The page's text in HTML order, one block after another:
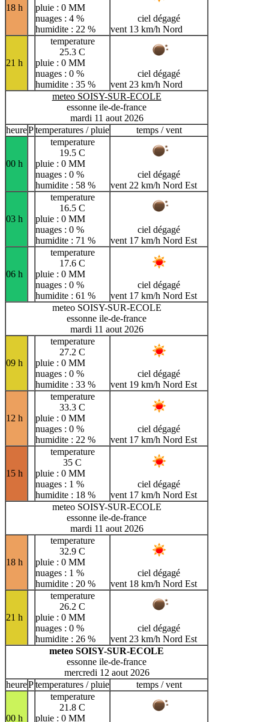
18 h
pluie : 0 MM
nuages : 4 %
humidite : 22 %
ciel dégagé
vent 13 km/h Nord
21 h
temperature
25.3 C
pluie : 0 MM
nuages : 0 %
humidite : 35 %
ciel dégagé
vent 23 km/h Nord
meteo SOISY-SUR-ECOLE
essonne ile-de-france
mardi 11 aout 2026
heurePtemperatures / pluie temps / vent
00 h
temperature
19.5 C
pluie : 0 MM
nuages : 0 %
humidite : 58 %
ciel dégagé
vent 22 km/h Nord Est
03 h
temperature
16.5 C
pluie : 0 MM
nuages : 0 %
humidite : 71 %
ciel dégagé
vent 17 km/h Nord Est
06 h
temperature
17.6 C
pluie : 0 MM
nuages : 0 %
humidite : 61 %
ciel dégagé
vent 17 km/h Nord Est
meteo SOISY-SUR-ECOLE
essonne ile-de-france
mardi 11 aout 2026
09 h
temperature
27.2 C
pluie : 0 MM
nuages : 0 %
humidite : 33 %
ciel dégagé
vent 19 km/h Nord Est
12 h
temperature
33.3 C
pluie : 0 MM
nuages : 0 %
humidite : 22 %
ciel dégagé
vent 17 km/h Nord Est
15 h
temperature
35 C
pluie : 0 MM
nuages : 1 %
humidite : 18 %
ciel dégagé
vent 17 km/h Nord Est
meteo SOISY-SUR-ECOLE
essonne ile-de-france
mardi 11 aout 2026
18 h
temperature
32.9 C
pluie : 0 MM
nuages : 1 %
humidite : 20 %
ciel dégagé
vent 18 km/h Nord Est
21 h
temperature
26.2 C
pluie : 0 MM
nuages : 0 %
humidite : 26 %
ciel dégagé
vent 23 km/h Nord Est
meteo SOISY-SUR-ECOLE
essonne ile-de-france
mercredi 12 aout 2026
heurePtemperatures / pluie temps / vent
00 h
temperature
21.8 C
pluie : 0 MM